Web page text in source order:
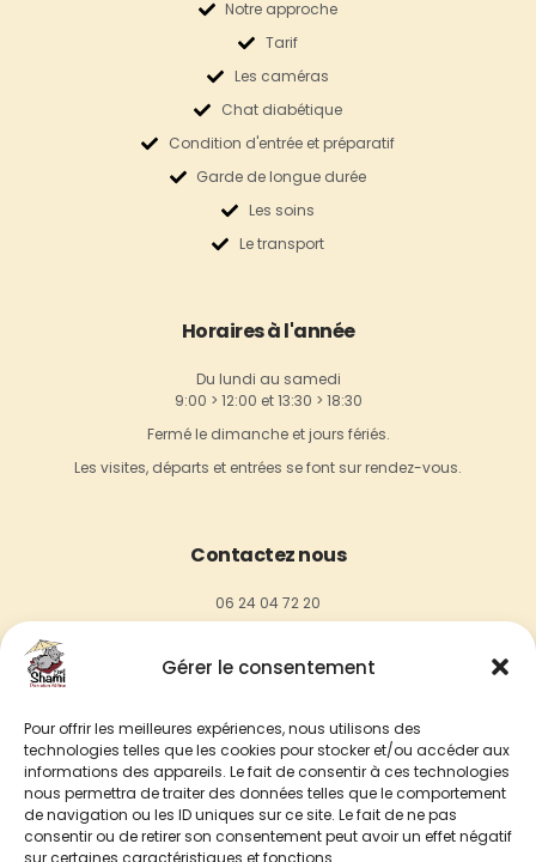
Gérer le consentement
Pour offrir les meilleures expériences, nous utilisons des
technologies telles que les cookies pour stocker et/ou accéder aux
informations des appareils. Le fait de consentir à ces technologies
nous permettra de traiter des données telles que le comportement
de navigation ou les ID uniques sur ce site. Le fait de ne pas
consentir ou de retirer son consentement peut avoir un effet négatif
sur certaines caractéristiques et fonctions.
Notre approche
Tarif
Les caméras
Chat diabétique
Condition d'entrée et préparatif
Garde de longue durée
Les soins
Le transport
Horaires à l'année
Du lundi au samedi
9:00 > 12:00 et 13:30 > 18:30
Fermé le dimanche et jours fériés.
Les visites, départs et entrées se font sur rendez-vous.
Contactez nous
06 24 04 72 20
18, rue de Maigremont,
Instagram
SUIVEZ NOUS SUR INSTAGRAM